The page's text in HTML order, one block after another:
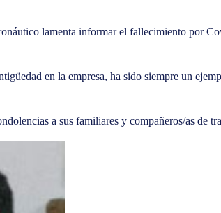
lamenta informar el fallecimiento por
en la empresa, ha sido siempre un
a sus familiares y compañeros/as de